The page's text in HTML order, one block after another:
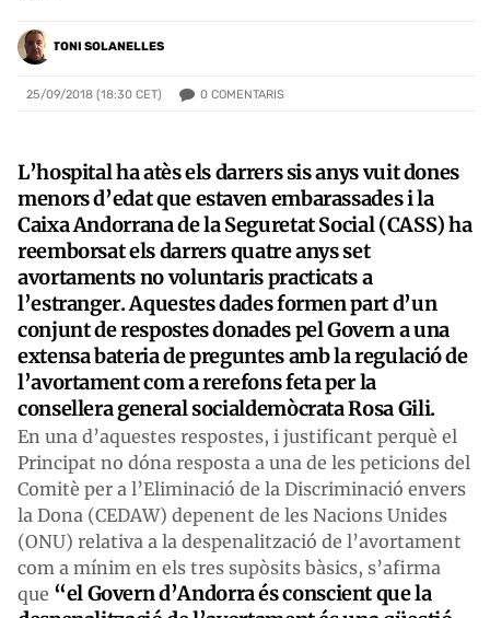
TONI SOLANELLES
25/09/2018 (18:30 CET) 0 COMENTARIS
L’hospital ha atès els darrers sis anys vuit dones
menors d’edat que estaven embarassades i la
Caixa Andorrana de la Seguretat Social (CASS) ha
reemborsat els darrers quatre anys set
avortaments no voluntaris practicats a
l’estranger. Aquestes dades formen part d’un
conjunt de respostes donades pel Govern a una
extensa bateria de preguntes amb la regulació de
l’avortament com a rerefons feta per la
consellera general socialdemòcrata Rosa Gili.
En una d’aquestes respostes, i justificant perquè el
Principat no dóna resposta a una de les peticions del
Comitè per a l’Eliminació de la Discriminació envers
la Dona (CEDAW) depenent de les Nacions Unides
(ONU) relativa a la despenalització de l’avortament
com a mínim en els tres supòsits bàsics, s’afirma
que “el Govern d’Andorra és conscient que la